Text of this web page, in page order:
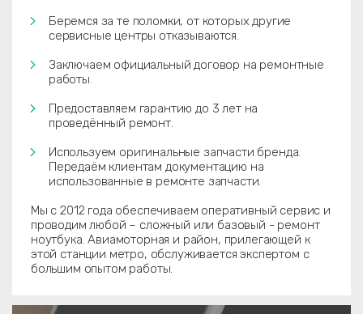
Беремся за те поломки, от которых другие
сервисные центры отказываются.
Заключаем официальный договор на ремонтные
работы.
Предоставляем гарантию до 3 лет на
проведённый ремонт.
Используем оригинальные запчасти бренда.
Передаём клиентам документацию на
использованные в ремонте запчасти.
Мы с 2012 года обеспечиваем оперативный сервис и
проводим любой – сложный или базовый - ремонт
ноутбука. Авиамоторная и район, прилегающей к
этой станции метро, обслуживается экспертом с
большим опытом работы.